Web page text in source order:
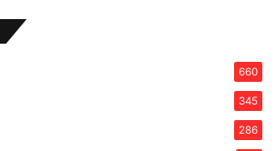
660
345
286